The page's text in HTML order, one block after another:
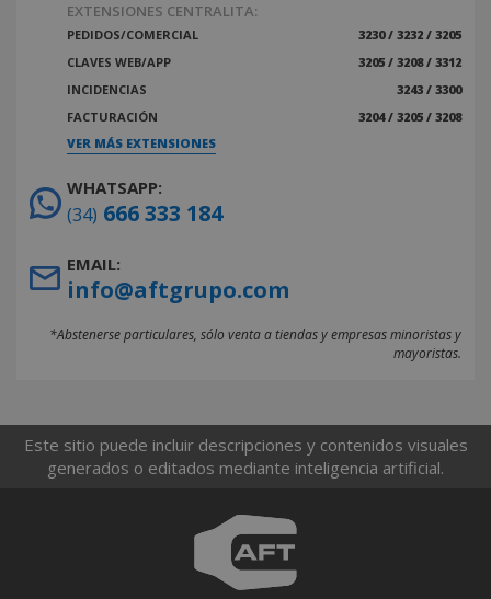
EXTENSIONES CENTRALITA:
PEDIDOS/COMERCIAL
3230 / 3232 / 3205
CLAVES WEB/APP
3205 / 3208 / 3312
INCIDENCIAS
3243 / 3300
FACTURACIÓN
3204 / 3205 / 3208
VER MÁS EXTENSIONES
WHATSAPP:
(34) 666 333 184
EMAIL:
info@aftgrupo.com
*Abstenerse particulares, sólo venta a tiendas y empresas minoristas y
mayoristas.
Este sitio puede incluir descripciones y contenidos visuales
generados o editados mediante inteligencia artificial.